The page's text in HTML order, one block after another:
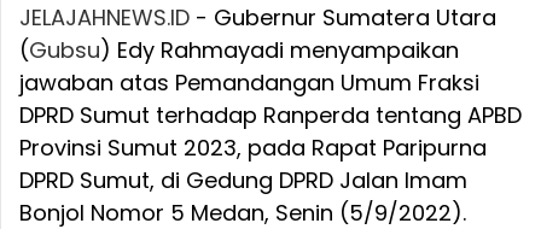
JELAJAHNEWS.ID - Gubernur Sumatera Utara
(Gubsu) Edy Rahmayadi menyampaikan
jawaban atas Pemandangan Umum Fraksi
DPRD Sumut terhadap Ranperda tentang APBD
Provinsi Sumut 2023, pada Rapat Paripurna
DPRD Sumut, di Gedung DPRD Jalan Imam
Bonjol Nomor 5 Medan, Senin (5/9/2022).